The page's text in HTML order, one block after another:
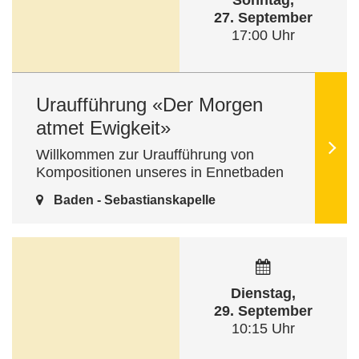
Uraufführung «Der Morgen
atmet Ewigkeit»
27. September
17:00 Uhr
Baden - Sebastianskapelle
Willkommen zur Uraufführung von
Kompositionen unseres in Ennetbaden
wirkenden Kirchenmusikers Yves-Bernard
Mottier! Die Werke sind auf der neu
Dienstag,
29. September
10:15 Uhr